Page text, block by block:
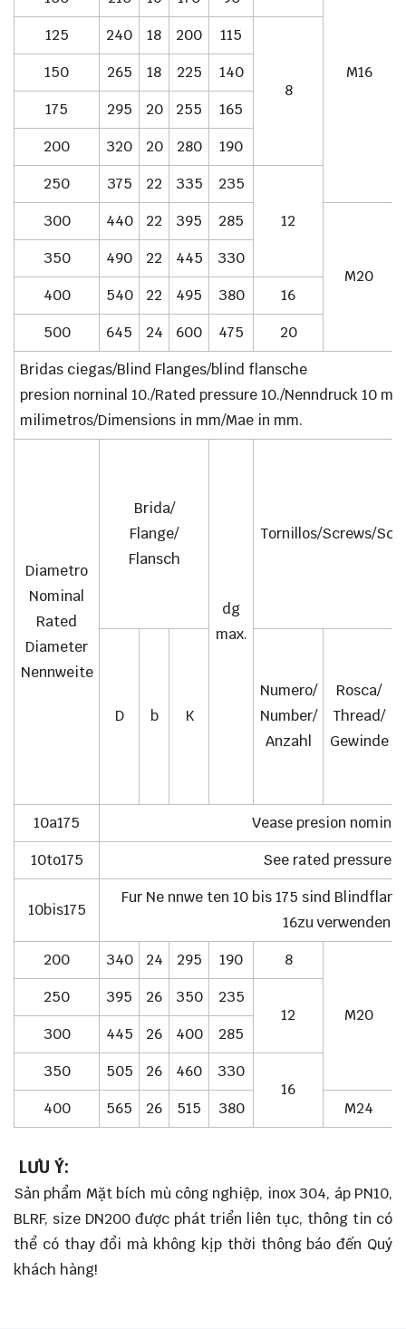
M16
125
240 18 200 115
8
150 265 18 225
140
175
295 20 255
165
200
320 20 280
190
250
375 22 335
235
12
300 440 22 395 285
M20
350 490 22 445
330
400
540 22 495 380
16
500
645 24 600 475
20
Bridas ciegas/Blind Flanges/blind flansche
presion norninal 10./Rated pressure 10./Nenndruck 10
milimetros/Dimensions in mm/Mae in mm.
Diametro
Nominal
Rated
Diameter
Nennweite
Brida/
Flange/
Flansch
dg
max.
Tornillos/Screws/
D b K
Numero/
Number/
Anzahl
Rosca/
Thread/
Gewinde
10a175
Vease presion nominal
10to175
See rated pressure
10bis175
Fur Ne nnwe ten 10 bis 175 sind Blindflan
16zu verwenden
200
340 24 295 190 8
M20
250 395 26 350
235
12
300
445 26 400
285
350
505 26 460
330
16
400
565 26 515 380 M24
LƯU Ý:
Sản phẩm Mặt bích mù công nghiệp, inox 304, áp PN10,
BLRF, size DN200 được phát triển liên tục, thông tin có
thể có thay đổi mà không kịp thời thông báo đến Quý
khách hàng!